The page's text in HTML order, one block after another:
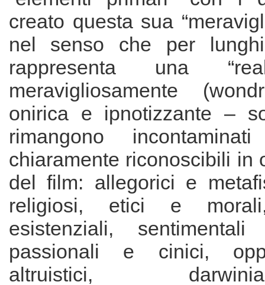
creato questa sua
nel senso che per
rappresenta una
meravigliosamente
onirica e ipnotizzante –
rimangono
chiaramente riconoscibili in
del film: allegorici e
religiosi, etici e
esistenziali,
passionali e cinici,
altruistici,